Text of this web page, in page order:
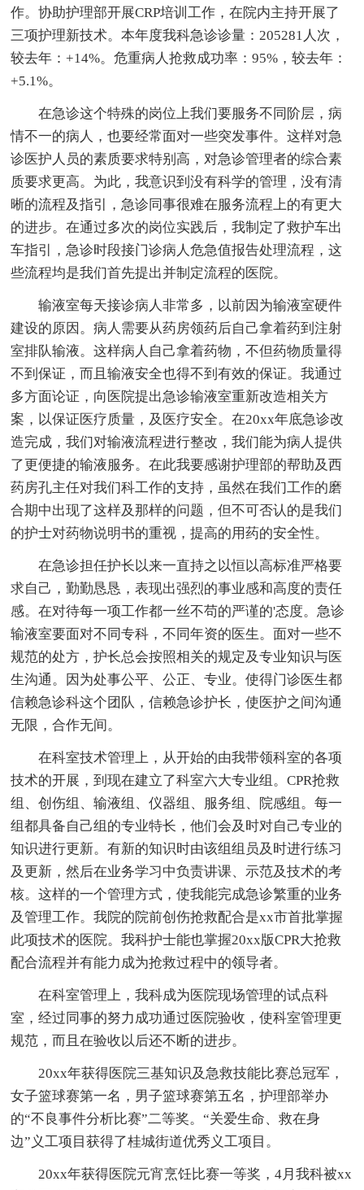
作。协助护理部开展CRP培训工作，在院内主持开展了
三项护理新技术。本年度我科急诊诊量：205281人次，
较去年：+14%。危重病人抢救成功率：95%，较去年：
+5.1%。
在急诊这个特殊的岗位上我们要服务不同阶层，病
情不一的病人，也要经常面对一些突发事件。这样对急
诊医护人员的素质要求特别高，对急诊管理者的综合素
质要求更高。为此，我意识到没有科学的管理，没有清
晰的流程及指引，急诊同事很难在服务流程上的有更大
的进步。在通过多次的岗位实践后，我制定了救护车出
车指引，急诊时段接门诊病人危急值报告处理流程，这
些流程均是我们首先提出并制定流程的医院。
输液室每天接诊病人非常多，以前因为输液室硬件
建设的原因。病人需要从药房领药后自己拿着药到注射
室排队输液。这样病人自己拿着药物，不但药物质量得
不到保证，而且输液安全也得不到有效的保证。我通过
多方面论证，向医院提出急诊输液室重新改造相关方
案，以保证医疗质量，及医疗安全。在20xx年底急诊改
造完成，我们对输液流程进行整改，我们能为病人提供
了更便捷的输液服务。在此我要感谢护理部的帮助及西
药房孔主任对我们科工作的支持，虽然在我们工作的磨
合期中出现了这样及那样的问题，但不可否认的是我们
的护士对药物说明书的重视，提高的用药的安全性。
在急诊担任护长以来一直持之以恒以高标准严格要
求自己，勤勤恳恳，表现出强烈的事业感和高度的责任
感。在对待每一项工作都一丝不苟的严谨的'态度。急诊
输液室要面对不同专科，不同年资的医生。面对一些不
规范的处方，护长总会按照相关的规定及专业知识与医
生沟通。因为处事公平、公正、专业。使得门诊医生都
信赖急诊科这个团队，信赖急诊护长，使医护之间沟通
无限，合作无间。
在科室技术管理上，从开始的由我带领科室的各项
技术的开展，到现在建立了科室六大专业组。CPR抢救
组、创伤组、输液组、仪器组、服务组、院感组。每一
组都具备自己组的专业特长，他们会及时对自己专业的
知识进行更新。有新的知识时由该组组员及时进行练习
及更新，然后在业务学习中负责讲课、示范及技术的考
核。这样的一个管理方式，使我能完成急诊繁重的业务
及管理工作。我院的院前创伤抢救配合是xx市首批掌握
此项技术的医院。我科护士能也掌握20xx版CPR大抢救
配合流程并有能力成为抢救过程中的领导者。
在科室管理上，我科成为医院现场管理的试点科
室，经过同事的努力成功通过医院验收，使科室管理更
规范，而且在验收以后还不断的进步。
20xx年获得医院三基知识及急救技能比赛总冠军，
女子篮球赛第一名，男子篮球赛第五名，护理部举办
的“不良事件分析比赛”二等奖。“关爱生命、救在身
边”义工项目获得了桂城街道优秀义工项目。
20xx年获得医院元宵烹饪比赛一等奖，4月我科被xx